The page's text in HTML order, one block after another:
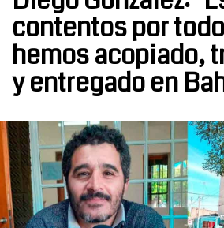
contentos por
hemos acopiado,
y entregado en